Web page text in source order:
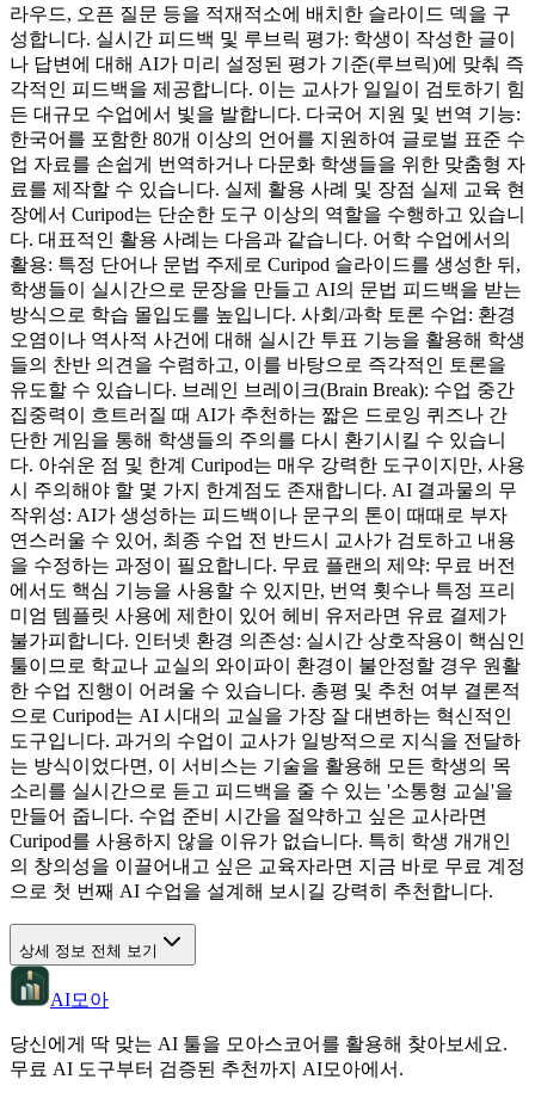
라우드, 오픈 질문 등을 적재적소에 배치한 슬라이드 덱을 구
성합니다. 실시간 피드백 및 루브릭 평가: 학생이 작성한 글이
나 답변에 대해 AI가 미리 설정된 평가 기준(루브릭)에 맞춰 즉
각적인 피드백을 제공합니다. 이는 교사가 일일이 검토하기 힘
든 대규모 수업에서 빛을 발합니다. 다국어 지원 및 번역 기능:
한국어를 포함한 80개 이상의 언어를 지원하여 글로벌 표준 수
업 자료를 손쉽게 번역하거나 다문화 학생들을 위한 맞춤형 자
료를 제작할 수 있습니다. 실제 활용 사례 및 장점 실제 교육 현
장에서 Curipod는 단순한 도구 이상의 역할을 수행하고 있습니
다. 대표적인 활용 사례는 다음과 같습니다. 어학 수업에서의
활용: 특정 단어나 문법 주제로 Curipod 슬라이드를 생성한 뒤,
학생들이 실시간으로 문장을 만들고 AI의 문법 피드백을 받는
방식으로 학습 몰입도를 높입니다. 사회/과학 토론 수업: 환경
오염이나 역사적 사건에 대해 실시간 투표 기능을 활용해 학생
들의 찬반 의견을 수렴하고, 이를 바탕으로 즉각적인 토론을
유도할 수 있습니다. 브레인 브레이크(Brain Break): 수업 중간
집중력이 흐트러질 때 AI가 추천하는 짧은 드로잉 퀴즈나 간
단한 게임을 통해 학생들의 주의를 다시 환기시킬 수 있습니
다. 아쉬운 점 및 한계 Curipod는 매우 강력한 도구이지만, 사용
시 주의해야 할 몇 가지 한계점도 존재합니다. AI 결과물의 무
작위성: AI가 생성하는 피드백이나 문구의 톤이 때때로 부자
연스러울 수 있어, 최종 수업 전 반드시 교사가 검토하고 내용
을 수정하는 과정이 필요합니다. 무료 플랜의 제약: 무료 버전
에서도 핵심 기능을 사용할 수 있지만, 번역 횟수나 특정 프리
미엄 템플릿 사용에 제한이 있어 헤비 유저라면 유료 결제가
불가피합니다. 인터넷 환경 의존성: 실시간 상호작용이 핵심인
툴이므로 학교나 교실의 와이파이 환경이 불안정할 경우 원활
한 수업 진행이 어려울 수 있습니다. 총평 및 추천 여부 결론적
으로 Curipod는 AI 시대의 교실을 가장 잘 대변하는 혁신적인
도구입니다. 과거의 수업이 교사가 일방적으로 지식을 전달하
는 방식이었다면, 이 서비스는 기술을 활용해 모든 학생의 목
소리를 실시간으로 듣고 피드백을 줄 수 있는 '소통형 교실'을
만들어 줍니다. 수업 준비 시간을 절약하고 싶은 교사라면
Curipod를 사용하지 않을 이유가 없습니다. 특히 학생 개개인
의 창의성을 이끌어내고 싶은 교육자라면 지금 바로 무료 계정
으로 첫 번째 AI 수업을 설계해 보시길 강력히 추천합니다.
상세 정보 전체 보기
AI모아
당신에게 딱 맞는 AI 툴을 모아스코어를 활용해 찾아보세요.
무료 AI 도구부터 검증된 추천까지 AI모아에서.